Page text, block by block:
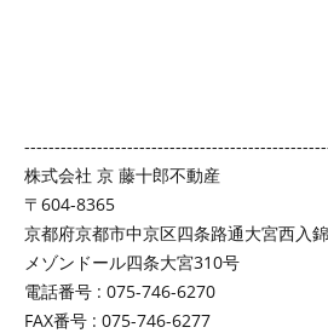
株式会社 京 藤十郎不動産
〒604-8365
京都府京都市中京区四条路通大宮西入
メゾンドール四条大宮310号
電話番号 : 075-746-6270
FAX番号 : 075-746-6277